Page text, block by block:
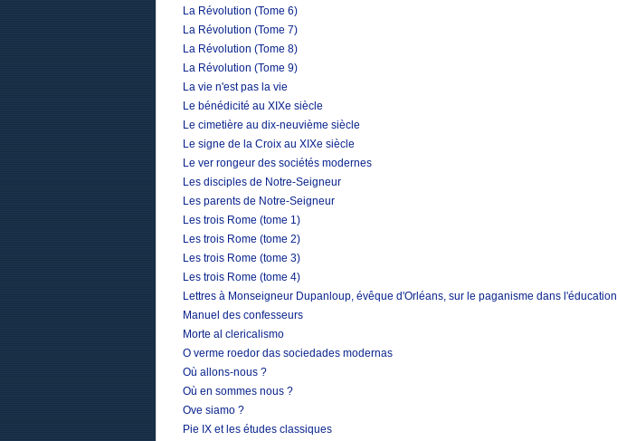
La Révolution (Tome 6)
La Révolution (Tome 7)
La Révolution (Tome 8)
La Révolution (Tome 9)
La vie n'est pas la vie
Le bénédicité au XIXe siècle
Le cimetière au dix-neuvième siècle
Le signe de la Croix au XIXe siècle
Le ver rongeur des sociétés modernes
Les disciples de Notre-Seigneur
Les parents de Notre-Seigneur
Les trois Rome (tome 1)
Les trois Rome (tome 2)
Les trois Rome (tome 3)
Les trois Rome (tome 4)
Lettres à Monseigneur Dupanloup, évêque d'Orléans, sur le paganisme dans l'éducation
Manuel des confesseurs
Morte al clericalismo
O verme roedor das sociedades modernas
Où allons-nous ?
Où en sommes nous ?
Ove siamo ?
Pie IX et les études classiques